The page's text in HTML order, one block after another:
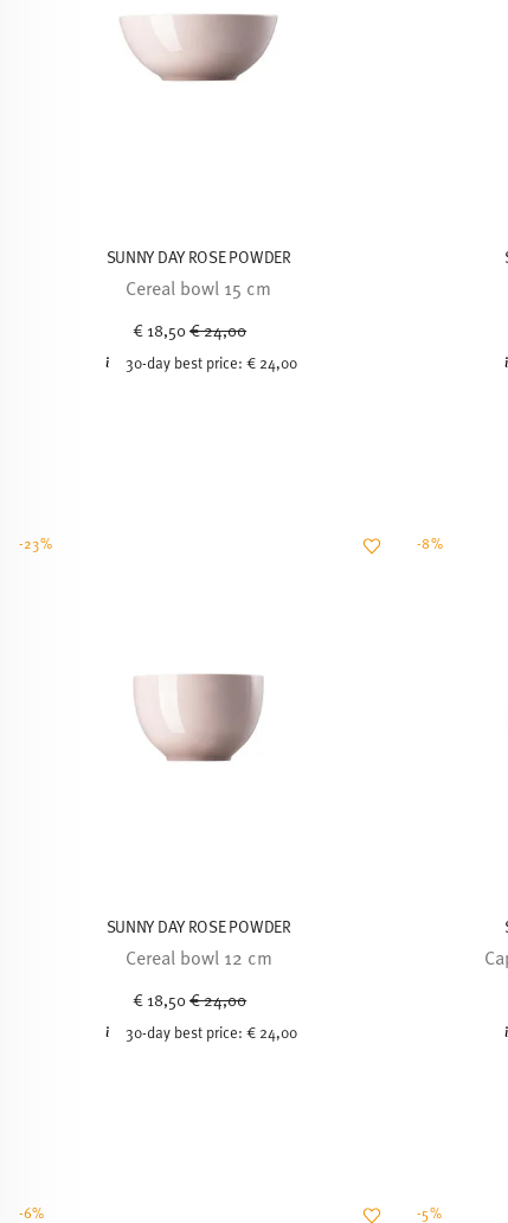
SUNNY DAY ROSE POWDER
Cereal bowl 15 cm
€ 18,50 Price reduced from
€ 24,00
30-day best price:€ 24,00
SUNNY DAY ROSE POWDER
Cereal bowl 12 cm
€ 18,50 Price reduced from
€ 24,00
30-day best price:€ 24,00
-23% -8%
-6% -5%